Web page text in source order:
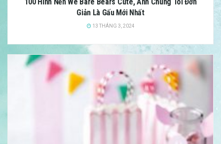
Giản Là Gấu Mới Nhất
13 THÁNG 3, 2024